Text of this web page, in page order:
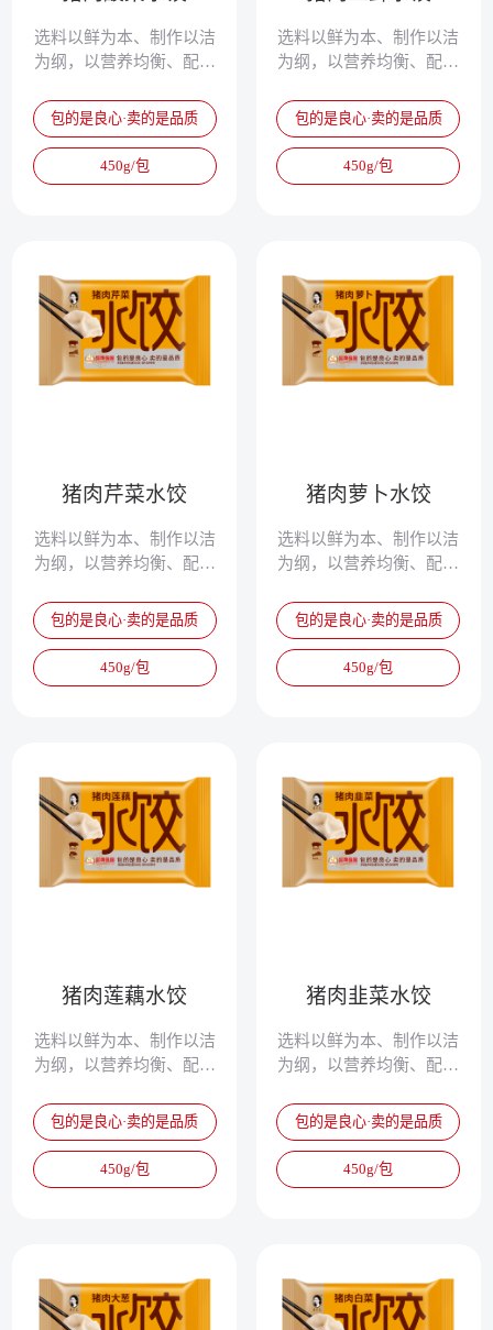
选料以鲜为本、制作以洁
为纲，以营养均衡、配方
道，被誉为真正的专家水
饺。
包的是良心·卖的是品质
450g/包
选料以鲜为本、制作以洁
为纲，以营养均衡、配方
道，被誉为真正的专家水
饺。
包的是良心·卖的是品质
450g/包
猪肉芹菜水饺
选料以鲜为本、制作以洁
为纲，以营养均衡、配方
道，被誉为真正的专家水
饺。
包的是良心·卖的是品质
450g/包
猪肉萝卜水饺
选料以鲜为本、制作以洁
为纲，以营养均衡、配方
道，被誉为真正的专家水
饺。
包的是良心·卖的是品质
450g/包
猪肉莲藕水饺
选料以鲜为本、制作以洁
为纲，以营养均衡、配方
道，被誉为真正的专家水
饺。
包的是良心·卖的是品质
450g/包
猪肉韭菜水饺
选料以鲜为本、制作以洁
为纲，以营养均衡、配方
道，被誉为真正的专家水
饺。
包的是良心·卖的是品质
450g/包